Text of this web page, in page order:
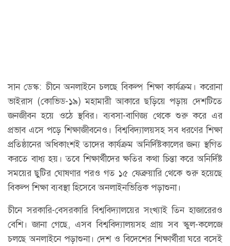
সান ডেস্ক: চীনে অনলাইনে চলছে বিকল্প শিক্ষা কার্যক্রম। করোনা
ভাইরাস (কোভিড-১৯) মহামারী আকারে ছড়িয়ে পড়ায় দেশটিতে
জনজীবন হয়ে ওঠে স্থবির। ব্যবসা-বাণিজ্য থেকে শুরু করে এর
প্রভাব এসে পড়ে শিক্ষাজীবনেও। বিশ্ববিদ্যালয়সহ সব ধরণের শিক্ষা
প্রতিষ্ঠানের অধিকাংশই তাদের কার্যক্রম অনির্দিষ্টকালের জন্য স্থগিত
করতে বাধ্য হয়। তবে শিক্ষার্থীদের ক্ষতির কথা চিন্তা করে অনির্দিষ্ট
সময়ের ছুটির ঘোষণার পরও গত ১৫ ফেব্রুয়ারি থেকে শুরু হয়েছে
বিকল্প শিক্ষা ব্যবস্থা হিসেবে অনলাইনভিত্তিক পড়াশুনা।
চীনে সরকারি-বেসরকারি বিশ্ববিদ্যালয়ের সংখ্যাই তিন হাজারেরও
বেশি। জানা গেছে, এসব বিশ্ববিদ্যালয়সহ প্রায় সব স্কুল-কলেজে
চলছে অনলাইনে পড়াশুনা। দেশ ও বিদেশের শিক্ষার্থীরা ঘরে বসেই